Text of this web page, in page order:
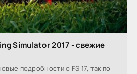
Simulator 2017 - свежие
подробности о FS 17, так по